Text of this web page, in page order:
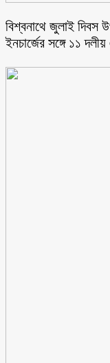
বিশ্বনাথে জুলাই দিবস
ইনচার্জের সঙ্গে ১১